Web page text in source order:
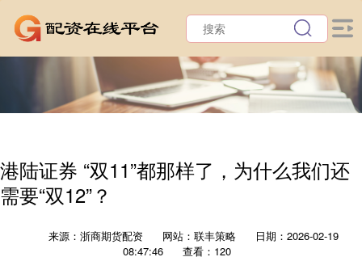
港陆证券 “双11”都那样了，为什么我们还
需要“双12”？
来源：浙商期货配资 网站：联丰策略
日期：2026-02-19
08:47:46
查看：120